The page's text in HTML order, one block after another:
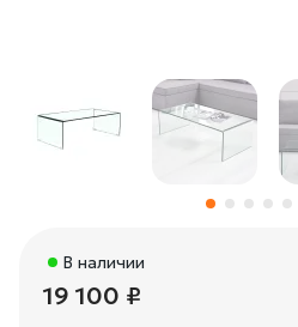
В наличии
19 100 ₽